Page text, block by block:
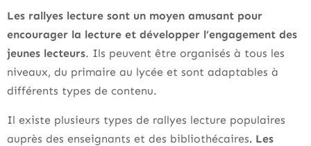
Les rallyes lecture sont un moyen amusant pour
encourager la lecture et développer l’engagement des
jeunes lecteurs. Ils peuvent être organisés à tous les
niveaux, du primaire au lycée et sont adaptables à
différents types de contenu.
Il existe plusieurs types de rallyes lecture populaires
auprès des enseignants et des bibliothécaires. Les